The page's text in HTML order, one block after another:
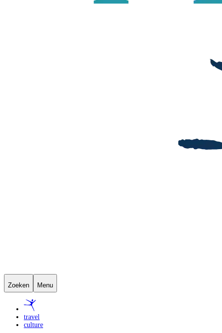
Zoeken Menu
travel
culture